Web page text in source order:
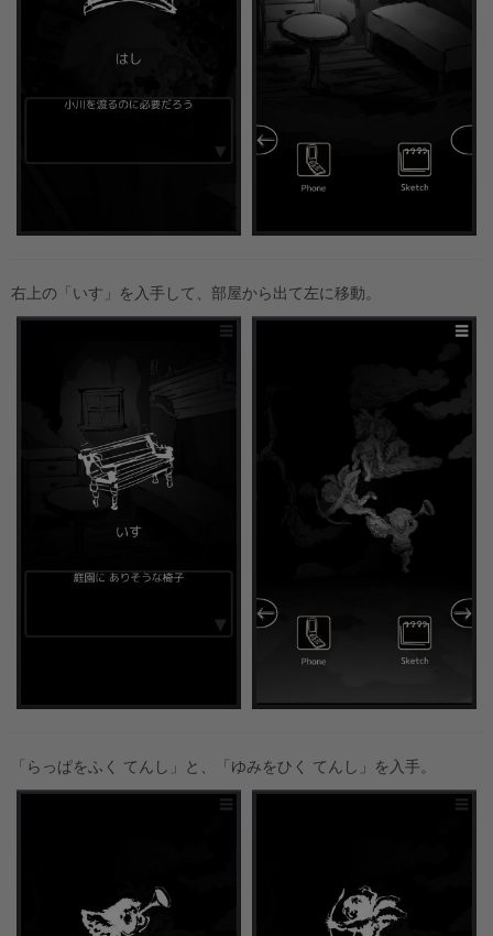
右上の「いす」を入手して、部屋から出て左に移動。
「らっぱをふく てんし」と、「ゆみをひく てんし」を入手。